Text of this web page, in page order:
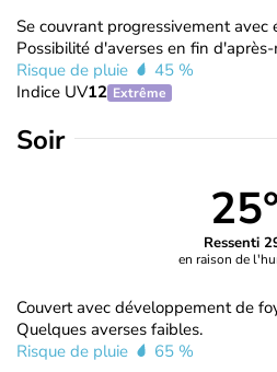
Se couvrant progressivement avec
Possibilité d'averses en fin
Risque de pluie
45 %
Indice UV12 Extrême
Soir
25°
Ressenti
en raison de
Couvert avec développement de
Quelques averses faibles.
Risque de pluie
65 %